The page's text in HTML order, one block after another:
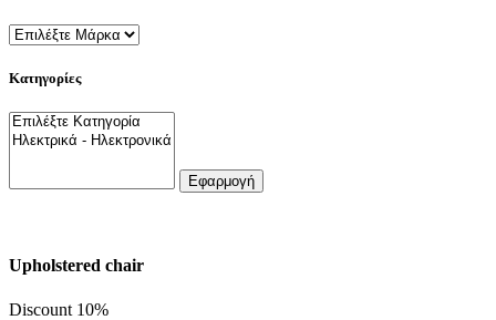
Κατηγορίες
Εφαρμογή
Upholstered chair
Discount 10%